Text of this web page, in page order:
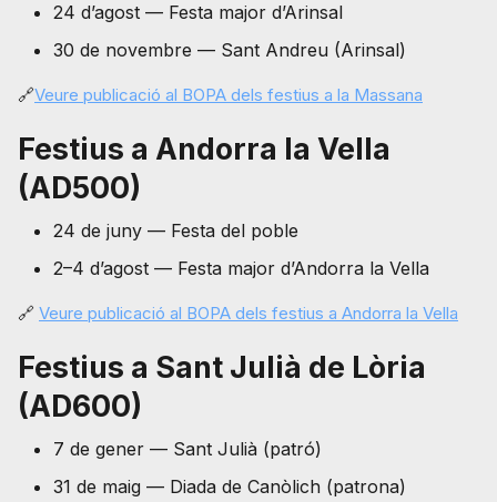
24 d’agost — Festa major d’Arinsal
30 de novembre — Sant Andreu (Arinsal)
🔗Veure publicació al BOPA dels festius a la Massana
Festius a Andorra la Vella
(AD500)
24 de juny — Festa del poble
2–4 d’agost — Festa major d’Andorra la Vella
🔗 Veure publicació al BOPA dels festius a Andorra la Vella
Festius a Sant Julià de Lòria
(AD600)
7 de gener — Sant Julià (patró)
31 de maig — Diada de Canòlich (patrona)